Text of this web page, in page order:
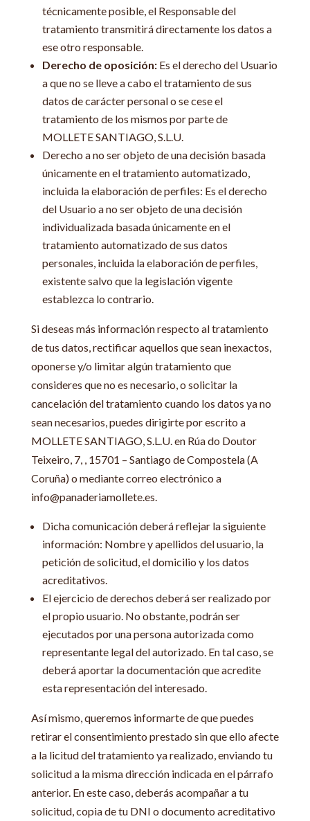
técnicamente posible, el Responsable del
tratamiento transmitirá directamente los datos a
ese otro responsable.
Derecho de oposición:Es el derecho del Usuario
a que no se lleve a cabo el tratamiento de sus
datos de carácter personal o se cese el
tratamiento de los mismos por parte de
MOLLETE SANTIAGO, S.L.U.
Derecho a no ser objeto de una decisión basada
únicamente en el tratamiento automatizado,
incluida la elaboración de perfiles: Es el derecho
del Usuario a no ser objeto de una decisión
individualizada basada únicamente en el
tratamiento automatizado de sus datos
personales, incluida la elaboración de perfiles,
existente salvo que la legislación vigente
establezca lo contrario.
Si deseas más información respecto al tratamiento
de tus datos, rectificar aquellos que sean inexactos,
oponerse y/o limitar algún tratamiento que
consideres que no es necesario, o solicitar la
cancelación del tratamiento cuando los datos ya no
sean necesarios, puedes dirigirte por escrito a
MOLLETE SANTIAGO, S.L.U. en Rúa do Doutor
Teixeiro, 7, , 15701 – Santiago de Compostela (A
Coruña) o mediante correo electrónico a
info@panaderiamollete.es.
Dicha comunicación deberá reflejar la siguiente
información: Nombre y apellidos del usuario, la
petición de solicitud, el domicilio y los datos
acreditativos.
El ejercicio de derechos deberá ser realizado por
el propio usuario. No obstante, podrán ser
ejecutados por una persona autorizada como
representante legal del autorizado. En tal caso, se
deberá aportar la documentación que acredite
esta representación del interesado.
Así mismo, queremos informarte de que puedes
retirar el consentimiento prestado sin que ello afecte
a la licitud del tratamiento ya realizado, enviando tu
solicitud a la misma dirección indicada en el párrafo
anterior. En este caso, deberás acompañar a tu
solicitud, copia de tu DNI o documento acreditativo